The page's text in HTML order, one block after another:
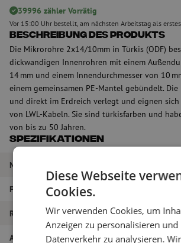
39996 zähler Vorrätig
Vor 15:00 Uhr bestellt, am nächsten Arbeitstag als
Beschreibung des Produkts
Die Mikrorohre 2x14/10mm in Türkis (ODF)
dickwandigen Innenrohren mit einem
14 mm und einem Innendurchmesser von 10
einem gemeinsamen PE-Mantel gebündelt.
und direkt im Erdreich verlegt und eignen
von LWL-Kabeln. Sie sind türkisfarben und
von bis zu 50 Jahren.
Spezifikationen
Marke
Farbe
Rohrdurchmesser 14/10 mm
Artikelname Mikrorohr 2x14/
Diese Webseite
Cookies.
Wir verwenden Cookies, um
Anzeigen zu personalisieren und
Datenverkehr zu analysieren.